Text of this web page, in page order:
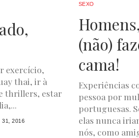
exercício,
thai, ir à
thrillers, estar
31, 2016
SEXO
(não)
cama!
Experiências
pessoa por
portuguesas.
elas nunca
nós, como